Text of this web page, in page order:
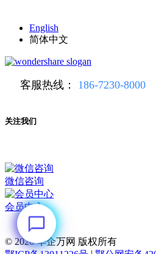
English
简体中文
客服热线： 186-7230-8000
关注我们
微信咨询
会员中心
© 2026华企万网 版权所有